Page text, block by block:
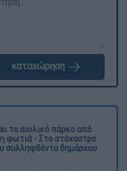
καταχώρηση
το αιολικό πάρκο από
η φωτιά - Στο στόχαστρο
συλληφθέντα δημάρχου